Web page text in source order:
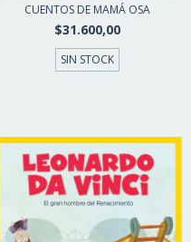
CUENTOS DE MAMÁ OSA
$31.600,00
SIN STOCK